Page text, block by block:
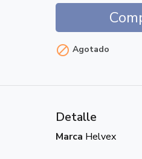
 Agotado
Detalle
Marca Helvex